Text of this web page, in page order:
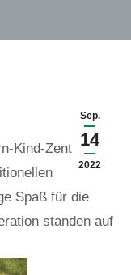
Sep.
14
2022
Kind-Zentrum
Spaß für die
standen auf